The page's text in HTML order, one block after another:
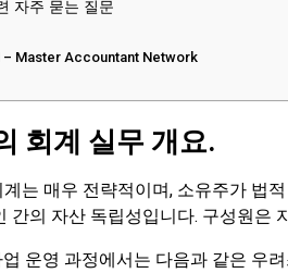
자주 묻는 질문
– Master Accountant Network
회계 실무 개요.
는 매우 전략적이며, 소유주가 법
간의 자산 독립성입니다. 구성원은
운영 과정에서는 다음과 같은 우